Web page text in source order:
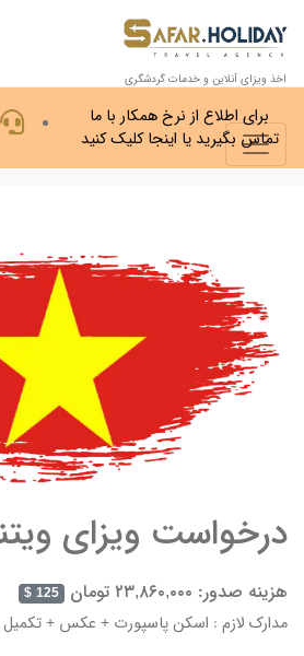
اخذ ویزای آنلاین و خدمات گردشگری
برای اطلاع از نرخ همکار با ما
تماس بگیرید یا اینجا کلیک کنید
درخواست ویزای ویتنام ۳۰
هزینه صدور: ۲۳,۸۶۰,۰۰۰ تومان 125 $
مدارک لازم : اسکن پاسپورت + عکس + تکمیل